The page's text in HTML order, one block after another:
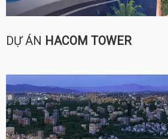
DỰ ÁN HACOM TOWER